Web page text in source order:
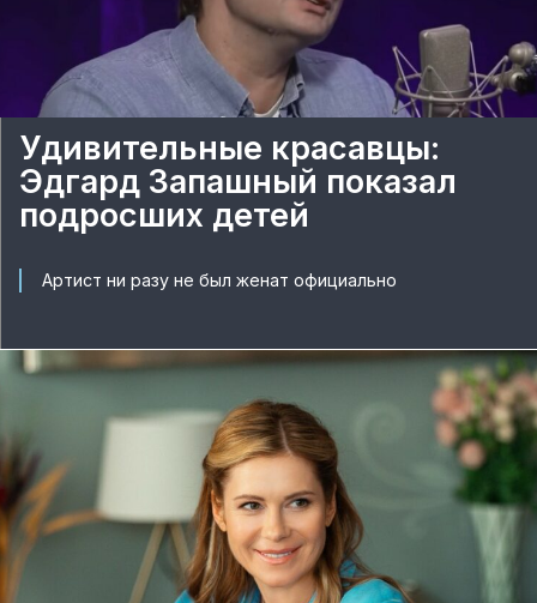
Удивительные красавцы:
Эдгард Запашный показал
подросших детей
Артист ни разу не был женат официально